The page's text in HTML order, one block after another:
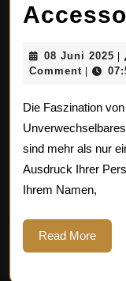
08 Juni 2025 08
|
Comment |
Die Faszination
sind mehr als nur
Ausdruck Ihrer
Ihrem Namen,
Read MoreRead
More